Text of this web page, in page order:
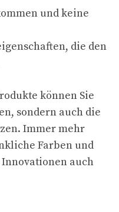
und keine
die den
können Sie
sondern auch die
Immer mehr
Farben und
auch